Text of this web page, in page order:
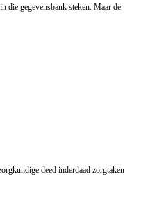
die gegevensbank steken. Maar de
deed inderdaad zorgtaken